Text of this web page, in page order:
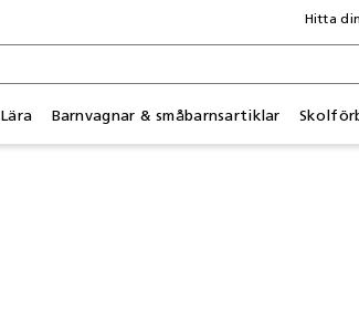
Lära Barnvagnar & småbarnsartiklar
Hitta